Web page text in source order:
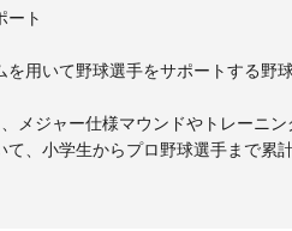
ート
用いて野球選手をサポートする野
メジャー仕様マウンドやトレーニン
、小学生からプロ野球選手まで累